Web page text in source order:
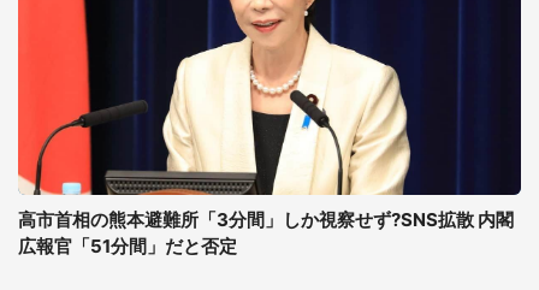
高市首相の熊本避難所「3分間」しか視察せず?SNS拡散 内閣
広報官「51分間」だと否定